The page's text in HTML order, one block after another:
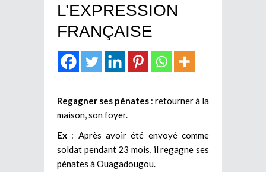
L’EXPRESSION
FRANÇAISE
Regagner ses pénates : retourner à la
maison, son foyer.
Ex : Après avoir été envoyé comme
soldat pendant 23 mois, il regagne ses
pénates à Ouagadougou.